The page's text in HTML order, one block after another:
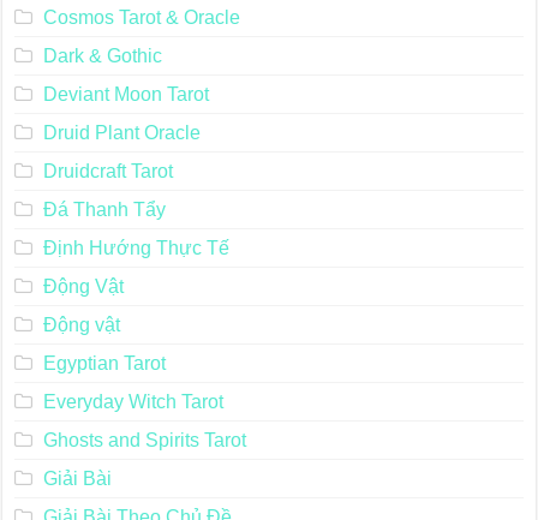
Cosmos Tarot & Oracle
Dark & Gothic
Deviant Moon Tarot
Druid Plant Oracle
Druidcraft Tarot
Đá Thanh Tẩy
Định Hướng Thực Tế
Động Vật
Động vật
Egyptian Tarot
Everyday Witch Tarot
Ghosts and Spirits Tarot
Giải Bài